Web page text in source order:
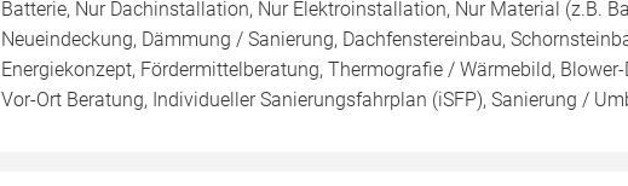
Batterie, Nur Dachinstallation, Nur Elektroinstallation, Nur Material (z.B.
Neueindeckung, Dämmung / Sanierung, Dachfenstereinbau,
Energiekonzept, Fördermittelberatung, Thermografie / Wärmebild,
Vor-Ort Beratung, Individueller Sanierungsfahrplan (iSFP), Sanierung /